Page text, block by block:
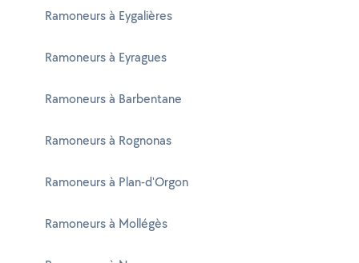
Ramoneurs à Eygalières
Ramoneurs à Eyragues
Ramoneurs à Barbentane
Ramoneurs à Rognonas
Ramoneurs à Plan-d'Orgon
Ramoneurs à Mollégès